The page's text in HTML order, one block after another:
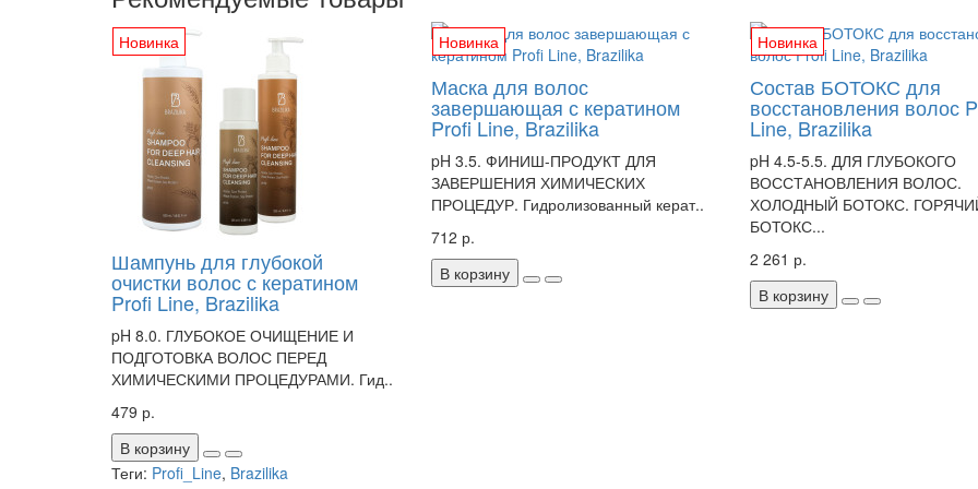
Новинка
Шампунь для глубокой
очистки волос с кератином
Profi Line, Brazilika
pH 8.0. ГЛУБОКОЕ ОЧИЩЕНИЕ И
ПОДГОТОВКА ВОЛОС ПЕРЕД
ХИМИЧЕСКИМИ ПРОЦЕДУРАМИ. Гид..
479 р.
В корзину
Новинка
Маска для волос
завершающая с кератином
Profi Line, Brazilika
pH 3.5. ФИНИШ-ПРОДУКТ ДЛЯ
ЗАВЕРШЕНИЯ ХИМИЧЕСКИХ
ПРОЦЕДУР. Гидролизованный керат..
712 р.
В корзину
Новинка
Состав БОТОКС для
восстановления волос
Line, Brazilika
pH 4.5-5.5. ДЛЯ ГЛУБОКОГО
ВОССТАНОВЛЕНИЯ ВОЛОС.
ХОЛОДНЫЙ БОТОКС.
БОТОКС...
2 261 р.
В корзину
Теги: Profi_Line, Brazilika